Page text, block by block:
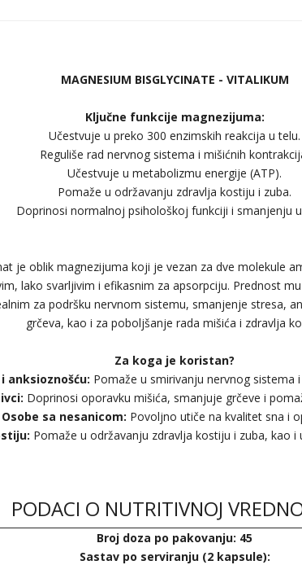
MAGNESIUM BISGLYCINATE - VITALIKUM
Ključne funkcije magnezijuma:
Učestvuje u preko 300 enzimskih reakcija u telu.
Reguliše rad nervnog sistema i mišićnih
Učestvuje u metabolizmu energije (ATP).
Pomaže u održavanju zdravlja kostiju i zuba.
Doprinosi normalnoj psihološkoj funkciji i smanjenju
je oblik magnezijuma koji je vezan za dve molekule
lako svarljivim i efikasnim za apsorpciju. Prednost
za podršku nervnom sistemu, smanjenje stresa,
grčeva, kao i za poboljšanje rada mišića i zdravlja
Za koga je koristan?
anksioznošću: Pomaže u smirivanju nervnog sistema
Doprinosi oporavku mišića, smanjuje grčeve i
Osobe sa nesanicom: Povoljno utiče na kvalitet sna i
Pomaže u održavanju zdravlja kostiju i zuba, kao
PODACI O NUTRITIVNOJ
Broj doza po pakovanju: 45
Sastav po serviranju (2 kapsule):